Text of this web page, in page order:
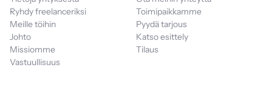
Ryhdy freelanceriksi
Meille töihin
Johto
Missiomme
Vastuullisuus
Toimipaikkamme
Pyydä tarjous
Katso esittely
Tilaus